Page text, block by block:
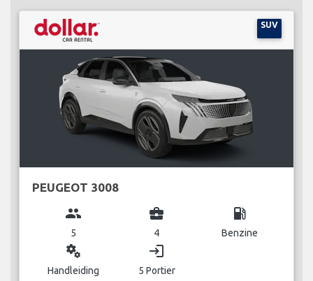
SUV
PEUGEOT 3008
group
5
business_center
4
local_gas_station
Benzine
miscellaneous_services
Handleiding
login
5 Portier